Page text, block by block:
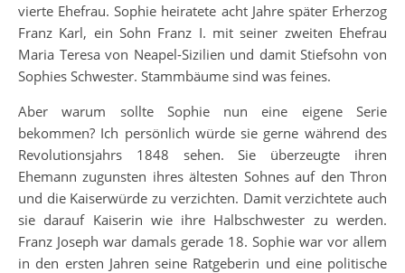
vierte Ehefrau. Sophie heiratete acht Jahre später Erherzog
Franz Karl, ein Sohn Franz I. mit seiner zweiten Ehefrau
Maria Teresa von Neapel-Sizilien und damit Stiefsohn von
Sophies Schwester. Stammbäume sind was feines.
Aber warum sollte Sophie nun eine eigene Serie
bekommen? Ich persönlich würde sie gerne während des
Revolutionsjahrs 1848 sehen. Sie überzeugte ihren
Ehemann zugunsten ihres ältesten Sohnes auf den Thron
und die Kaiserwürde zu verzichten. Damit verzichtete auch
sie darauf Kaiserin wie ihre Halbschwester zu werden.
Franz Joseph war damals gerade 18. Sophie war vor allem
in den ersten Jahren seine Ratgeberin und eine politische